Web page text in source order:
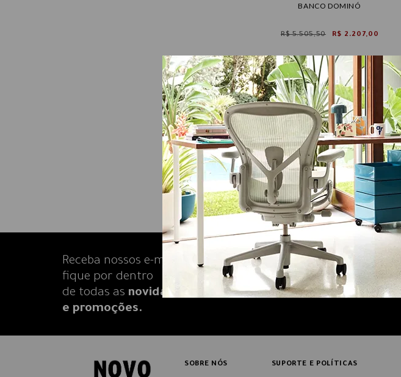
BANCO DOMINÓ
R$ 5.505,50 R$ 2.207,00
Receba nossos e-mails e
fique por dentro
de todas as novidades
e promoções.
SOBRE NÓS SUPORTE E POLÍTICAS